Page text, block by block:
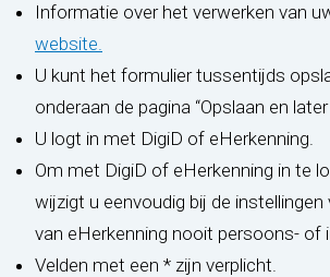
Informatie over het verwerken van
website.
U kunt het formulier tussentijds
onderaan de pagina “Opslaan en
U logt in met DigiD of eHerkenning.
Om met DigiD of eHerkenning in te
wijzigt u eenvoudig bij de
van eHerkenning nooit persoons- of
Velden met een * zijn verplicht.